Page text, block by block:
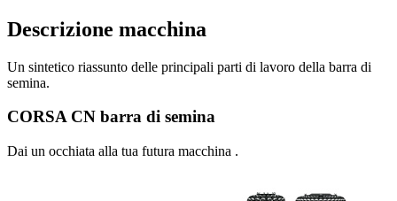
Descrizione macchina
Un sintetico riassunto delle principali parti di lavoro della barra di
semina.
CORSA CN barra di semina
Dai un occhiata alla tua futura macchina .